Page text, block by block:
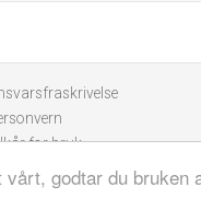
godtar du bruken
for bruk